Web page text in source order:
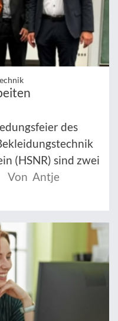
des
(HSNR) sind zwei
Von Antje